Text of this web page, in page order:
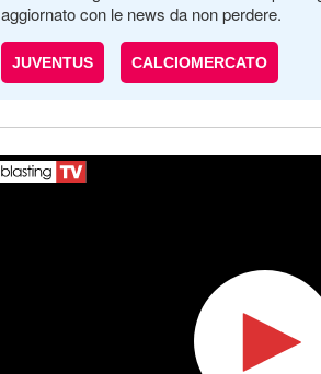
aggiornato con le news da non perdere.
JUVENTUS CALCIOMERCATO